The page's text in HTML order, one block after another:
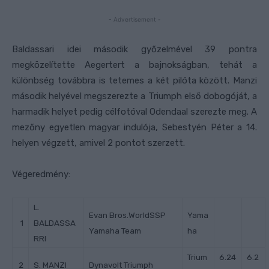
- Advertisement -
Baldassari idei második győzelmével 39 pontra
megközelítette Aegertert a bajnokságban, tehát a
különbség továbbra is tetemes a két pilóta között. Manzi
második helyével megszerezte a Triumph első dobogóját, a
harmadik helyet pedig célfotóval Odendaal szerezte meg. A
mezőny egyetlen magyar indulója, Sebestyén Péter a 14.
helyen végzett, amivel 2 pontot szerzett.
Végeredmény:
1
L.
BALDASSA
RRI
Evan Bros.WorldSSP
Yamaha Team
Yama
ha
2 S. MANZI Dynavolt Triumph
Trium
6.24
6.2